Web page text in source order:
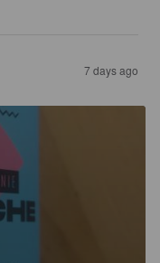
7 days ago